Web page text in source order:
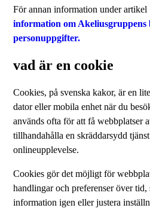
För annan information under
information om Akeliusgruppens
personuppgifter.
vad är en cookie
Cookies, på svenska kakor, är en
dator eller mobila enhet när du
används ofta för att få webbplatser
tillhandahålla en skräddarsydd
onlineupplevelse.
Cookies gör det möjligt för
handlingar och preferenser över tid,
information igen eller justera